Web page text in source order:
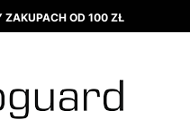
ZAKUPACH OD 100 ZŁ